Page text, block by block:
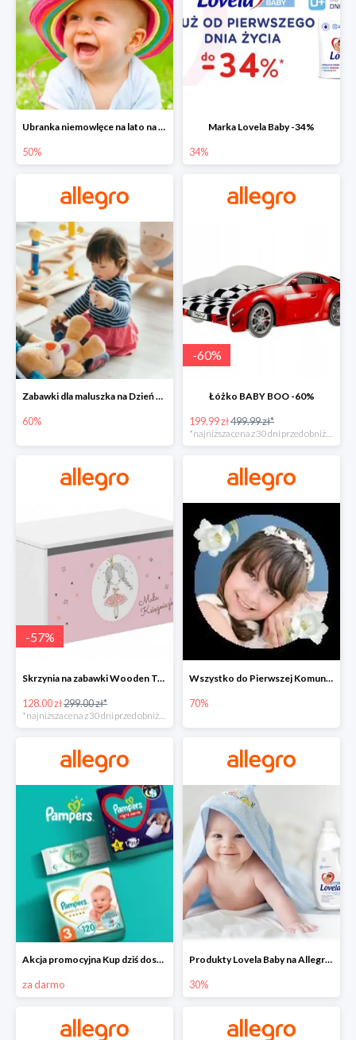
Ubranka niemowlęce na lato na Allegro do -50%
50%
Marka Lovela Baby -34%
34%
Zabawki dla maluszka na Dzień Dziecka na Allegro do -60%
60%
-60%
Łóżko BABY BOO -60%
199.99 zł499.99 zł*
*najniższa cena z 30 dni przed obniżką
-57%
Skrzynia na zabawki Wooden Toys -57%
128.00 zł299.00 zł*
Wszystko do Pierwszej Komunii na Allegro do -70%
70%
Akcja promocyjna Kup dziś dostawa jutro
za darmo
Produkty Lovela Baby na Allegro do -30%
30%